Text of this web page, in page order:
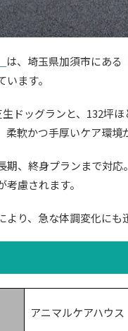
は、埼玉県加須市にあ
ます。
ドッグランと、132坪
軟かつ手厚いケア環境
期、終身プランまで対
慮されます。
り、急な体調変化にも
アニマルケアハウス